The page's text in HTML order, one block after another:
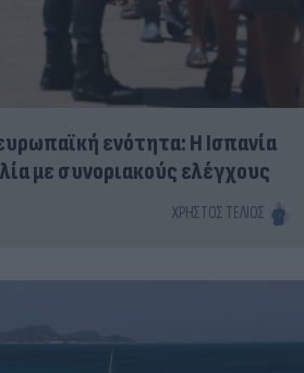
ενότητα: Η Ισπανία
με συνοριακούς ελέγχους
ΧΡΉΣΤΟΣ ΤΈΛΙΟΣ